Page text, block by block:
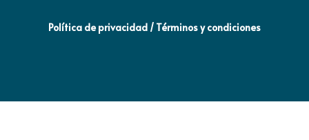
Política de privacidad / Términos y condiciones